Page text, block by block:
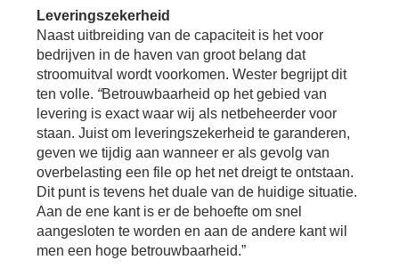
Leveringszekerheid
Naast uitbreiding van de capaciteit is het voor
bedrijven in de haven van groot belang dat
stroomuitval wordt voorkomen. Wester begrijpt dit
ten volle. “Betrouwbaarheid op het gebied van
levering is exact waar wij als netbeheerder voor
staan. Juist om leveringszekerheid te garanderen,
geven we tijdig aan wanneer er als gevolg van
overbelasting een file op het net dreigt te ontstaan.
Dit punt is tevens het duale van de huidige situatie.
Aan de ene kant is er de behoefte om snel
aangesloten te worden en aan de andere kant wil
men een hoge betrouwbaarheid.”